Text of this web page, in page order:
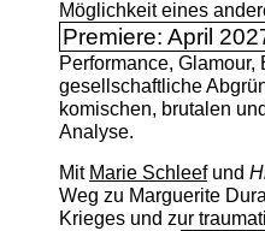
Möglichkeit eines
Premiere: April
Performance,
gesellschaftliche
komischen, brutalen
Analyse.
Mit Marie Schleefund
Weg zu Marguerite
Krieges und zur